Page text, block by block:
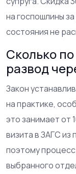
на госпошлины
состояния не
Сколько
развод
Закон
на практике,
это занимает от
визита в ЗАГС
поэтому
выбранного